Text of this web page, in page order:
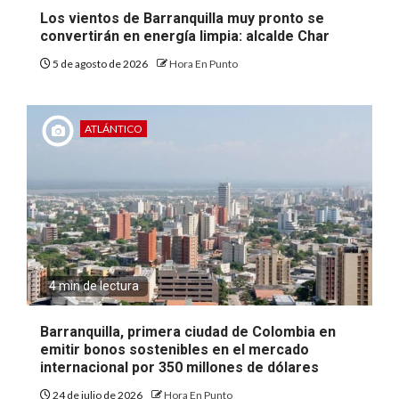
Los vientos de Barranquilla muy pronto se
convertirán en energía limpia: alcalde Char
5 de agosto de 2026 Hora En Punto
ATLÁNTICO
4 min de lectura
Barranquilla, primera ciudad de Colombia en
emitir bonos sostenibles en el mercado
internacional por 350 millones de dólares
24 de julio de 2026 Hora En Punto